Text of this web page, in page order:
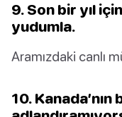
9. Son bir yıl
yudumla.
Aramızdaki canlı
10.